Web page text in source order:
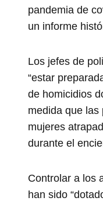
pandemia de
un informe
Los jefes de
“estar
de homicidios
medida que las
mujeres
durante el
Controlar a los
han sido